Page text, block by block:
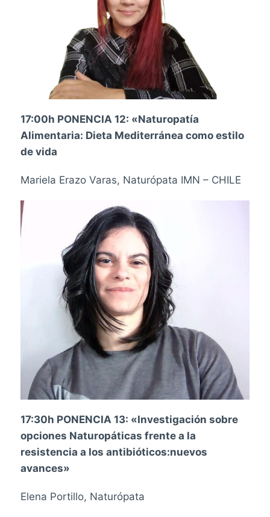
17:00h PONENCIA 12: «Naturopatía
Alimentaria: Dieta Mediterránea como estilo
de vida
Mariela Erazo Varas, Naturópata IMN – CHILE
17:30h PONENCIA 13: «Investigación sobre
opciones Naturopáticas frente a la
resistencia a los antibióticos:nuevos
avances»
Elena Portillo, Naturópata